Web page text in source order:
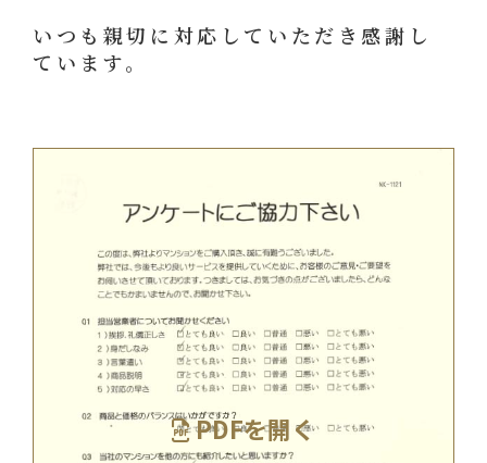
いつも親切に対応していただき感謝し
ています。
PDFを開く